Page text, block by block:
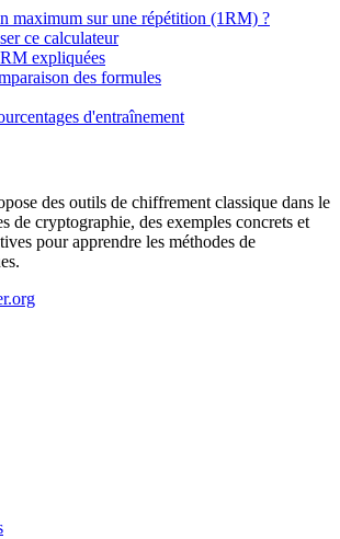
maximum sur une répétition (1RM) ?
ce calculateur
expliquées
des formules
d'entraînement
des outils de chiffrement classique dans le
de cryptographie, des exemples concrets et
pour apprendre les méthodes de